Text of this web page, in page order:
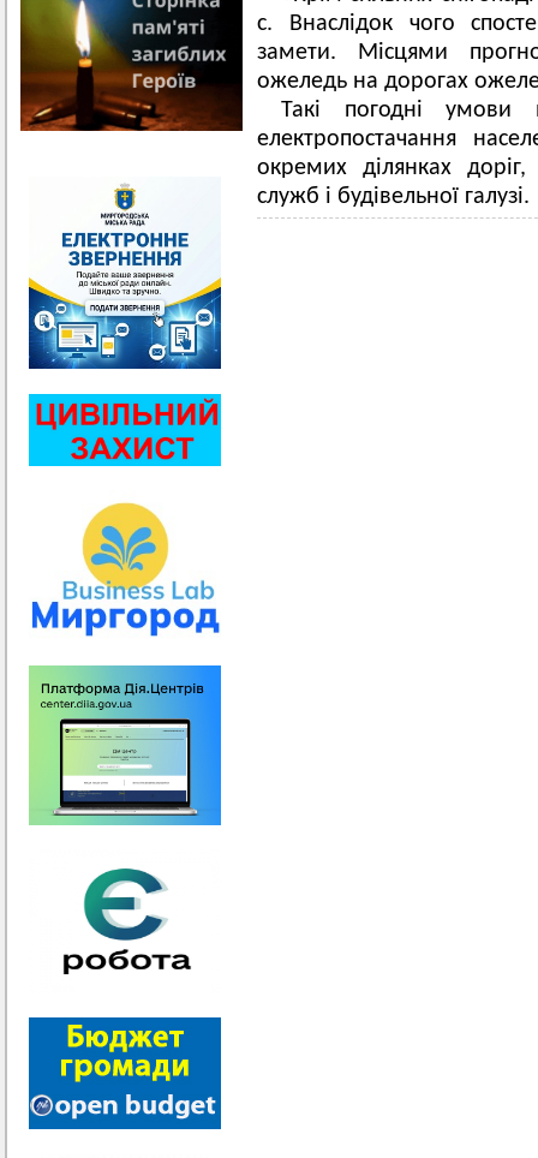
с. Внаслідок чого
замети. Місцями
ожеледь на дорогах
Такі погодні умови
електропостачання
окремих ділянках
служб і будівельної галузі.